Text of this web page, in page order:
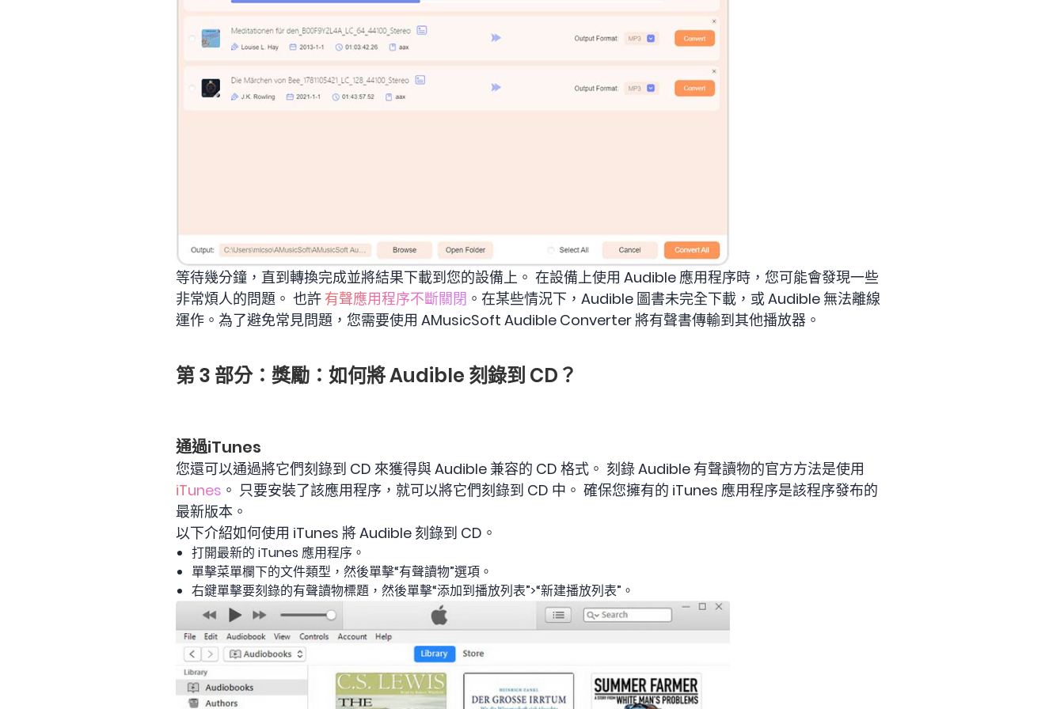
等待幾分鐘，直到轉換完成並將結果下載到您的設備上。 在設備上使用 Audible 應用程序時，您可能會發現一些
非常煩人的問題。 也許 有聲應用程序不斷關閉 。在某些情況下，Audible 圖書未完全下載，或 Audible 無法離線
運作。為了避免常見問題，您需要使用 AMusicSoft Audible Converter 將有聲書傳輸到其他播放器。
第 3 部分：獎勵：如何將 Audible 刻錄到 CD？
通過iTunes
您還可以通過將它們刻錄到 CD 來獲得與 Audible 兼容的 CD 格式。 刻錄 Audible 有聲讀物的官方方法是使用
iTunes 。 只要安裝了該應用程序，就可以將它們刻錄到 CD 中。 確保您擁有的 iTunes 應用程序是該程序發布的
最新版本。
以下介紹如何使用 iTunes 將 Audible 刻錄到 CD。
打開最新的 iTunes 應用程序。
單擊菜單欄下的文件類型，然後單擊“有聲讀物”選項。
右鍵單擊要刻錄的有聲讀物標題，然後單擊“添加到播放列表”>“新建播放列表”。